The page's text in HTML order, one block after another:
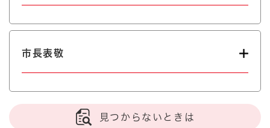
市長表敬
見つからないときは